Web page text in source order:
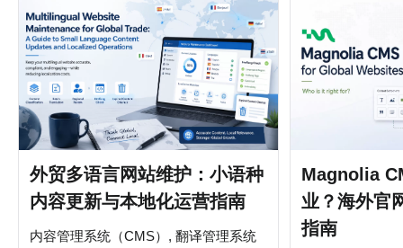
外贸多语言网站维护：小语种
内容更新与本地化运营指南
内容管理系统（CMS）, 翻译管理系统
Magnolia
业？海外官
指南